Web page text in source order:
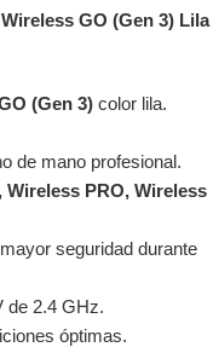
GO (Gen 3) Lila
(Gen 3) color lila.
de mano profesional.
Wireless PRO, Wireless
seguridad durante
de 2.4 GHz.
óptimas.